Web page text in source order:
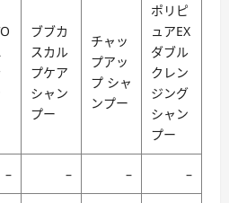
ブブカ
スカル
プケア
シャン
プー
チャッ
プアッ
プ シャ
ンプー
ポリピ
ュアEX
ダブル
クレン
ジング
シャン
プー
– – – –